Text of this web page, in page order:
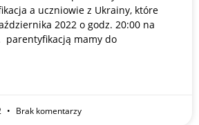
a uczniowie z Ukrainy, które
2022 o godz. 20:00 na
parentyfikacją mamy do
Brak komentarzy